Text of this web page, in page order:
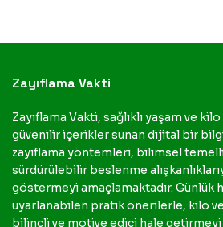
Zayıflama Vakti
Zayıflama Vakti, sağlıklı yaşam ve
güvenilir içerikler sunan dijital bir
zayıflama yöntemleri, bilimsel
sürdürülebilir beslenme
göstermeyi amaçlamaktadır. Günlük
uyarlanabilen pratik önerilerle, kilo
bilinçli ve motive edici hale getirmeyi